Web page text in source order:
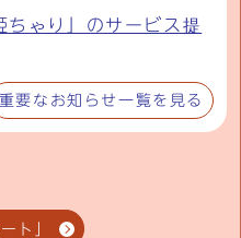
ちゃり」のサービス提
重要なお知らせ一覧を見る
ト」